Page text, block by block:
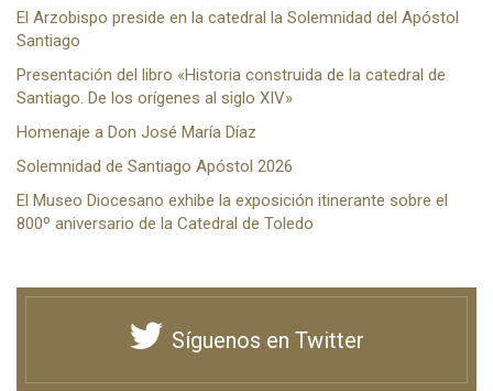
El Arzobispo preside en la catedral la Solemnidad del Apóstol
Santiago
Presentación del libro «Historia construida de la catedral de
Santiago. De los orígenes al siglo XIV»
Homenaje a Don José María Díaz
Solemnidad de Santiago Apóstol 2026
El Museo Diocesano exhibe la exposición itinerante sobre el
800º aniversario de la Catedral de Toledo
Síguenos en Twitter